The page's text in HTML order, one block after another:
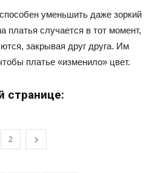
уменьшить даже зоркий
платья случается в тот момент,
закрывая друг друга. Им
платье «изменило» цвет.
странице:
2